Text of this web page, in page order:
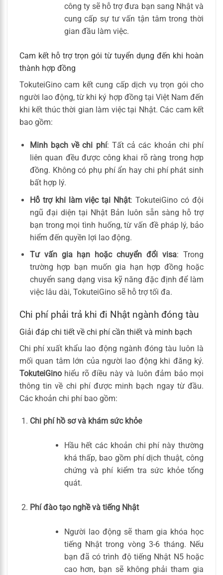
công ty sẽ hỗ trợ đưa bạn sang Nhật và
cung cấp sự tư vấn tận tâm trong thời
gian đầu làm việc.
Cam kết hỗ trợ trọn gói từ tuyển dụng đến khi hoàn
thành hợp đồng
TokuteiGino cam kết cung cấp dịch vụ trọn gói cho
người lao động, từ khi ký hợp đồng tại Việt Nam đến
khi kết thúc thời gian làm việc tại Nhật. Các cam kết
bao gồm:
Minh bạch về chi phí: Tất cả các khoản chi phí
liên quan đều được công khai rõ ràng trong hợp
đồng. Không có phụ phí ẩn hay chi phí phát sinh
bất hợp lý.
Hỗ trợ khi làm việc tại Nhật: TokuteiGino có đội
ngũ đại diện tại Nhật Bản luôn sẵn sàng hỗ trợ
bạn trong mọi tình huống, từ vấn đề pháp lý, bảo
hiểm đến quyền lợi lao động.
Tư vấn gia hạn hoặc chuyển đổi visa: Trong
trường hợp bạn muốn gia hạn hợp đồng hoặc
chuyển sang dạng visa kỹ năng đặc định để làm
việc lâu dài, TokuteiGino sẽ hỗ trợ tối đa.
Chi phí phải trả khi đi Nhật ngành đóng tàu
Giải đáp chi tiết về chi phí cần thiết và minh bạch
Chi phí xuất khẩu lao động ngành đóng tàu luôn là
mối quan tâm lớn của người lao động khi đăng ký.
TokuteiGino hiểu rõ điều này và luôn đảm bảo mọi
thông tin về chi phí được minh bạch ngay từ đầu.
Các khoản chi phí bao gồm:
Chi phí hồ sơ và khám sức khỏe
Hầu hết các khoản chi phí này thường
khá thấp, bao gồm phí dịch thuật, công
chứng và phí kiểm tra sức khỏe tổng
quát.
Phí đào tạo nghề và tiếng Nhật
Người lao động sẽ tham gia khóa học
tiếng Nhật trong vòng 3-6 tháng. Nếu
bạn đã có trình độ tiếng Nhật N5 hoặc
cao hơn, bạn sẽ không phải tham gia